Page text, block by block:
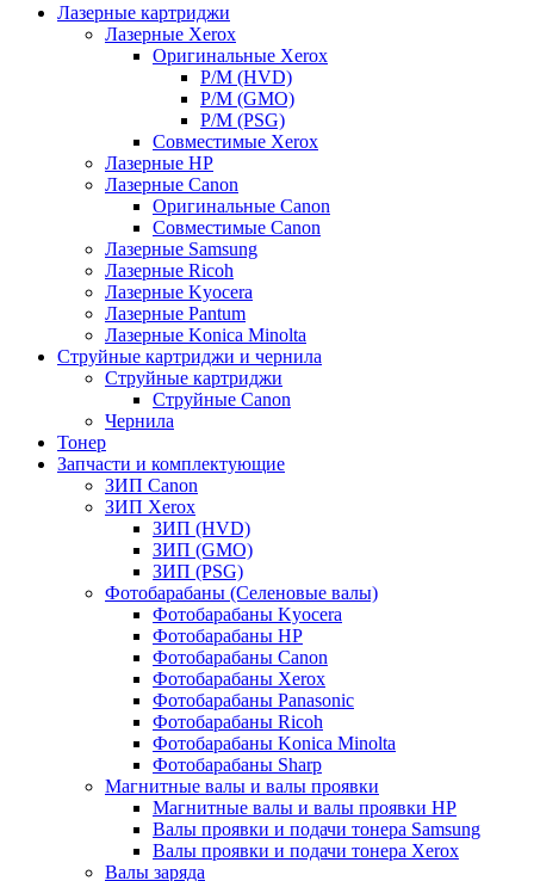
Лазерные картриджи
Лазерные Xerox
Оригинальные Xerox
Р/М (HVD)
Р/М (GMO)
Р/М (PSG)
Совместимые Xerox
Лазерные HP
Лазерные Canon
Оригинальные Canon
Совместимые Canon
Лазерные Samsung
Лазерные Ricoh
Лазерные Kyocera
Лазерные Pantum
Лазерные Konica Minolta
Струйные картриджи и чернила
Струйные картриджи
Струйные Canon
Чернила
Тонер
Запчасти и комплектующие
ЗИП Canon
ЗИП Xerox
ЗИП (HVD)
ЗИП (GMO)
ЗИП (PSG)
Фотобарабаны (Селеновые валы)
Фотобарабаны Kyocera
Фотобарабаны HP
Фотобарабаны Canon
Фотобарабаны Xerox
Фотобарабаны Panasonic
Фотобарабаны Ricoh
Фотобарабаны Konica Minolta
Фотобарабаны Sharp
Магнитные валы и валы проявки
Магнитные валы и валы проявки HP
Валы проявки и подачи тонера Samsung
Валы проявки и подачи тонера Xerox
Валы заряда